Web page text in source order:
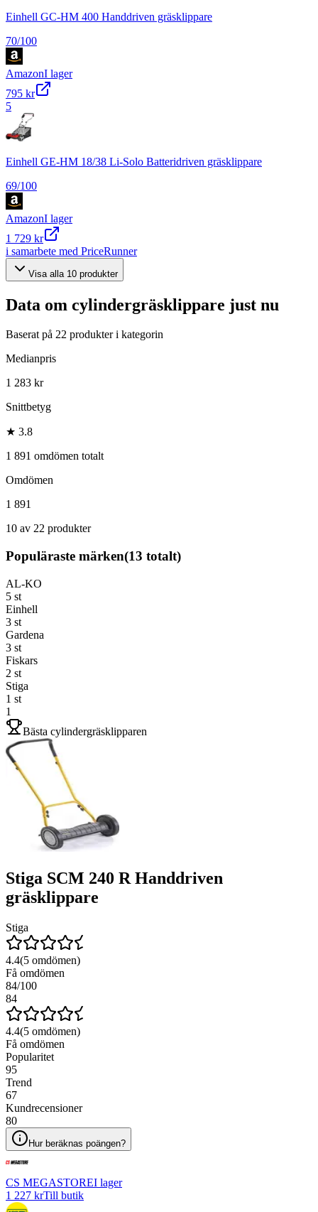
Einhell GC-HM 400 Handdriven gräsklippare
70/100
AmazonI lager
795 kr
5
Einhell GE-HM 18/38 Li-Solo Batteridriven gräsklippare
69/100
AmazonI lager
1 729 kr
i samarbete med PriceRunner
Visa alla 10 produkter
Data om cylindergräsklippare just nu
Baserat på 22 produkter i kategorin
Medianpris
1 283 kr
Snittbetyg
★ 3.8
1 891 omdömen totalt
Omdömen
1 891
10 av 22 produkter
Populäraste märken(13 totalt)
AL-KO
5 st
Einhell
3 st
Gardena
3 st
Fiskars
2 st
Stiga
1 st
1
Bästa cylindergräsklipparen
Stiga SCM 240 R Handdriven
gräsklippare
Stiga
4.4(5 omdömen)
Få omdömen
84/100
84
4.4(5 omdömen)
Få omdömen
Popularitet
95
Trend
67
Kundrecensioner
80
Hur beräknas poängen?
CS MEGASTOREI lager
1 227 krTill butik